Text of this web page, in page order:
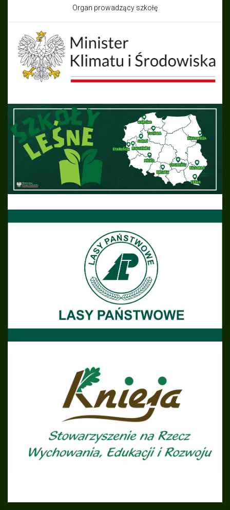
Organ prowadzący szkołę